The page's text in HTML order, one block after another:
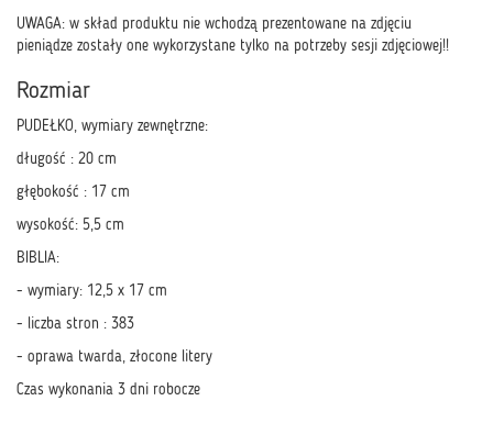
UWAGA: w skład produktu nie wchodzą prezentowane na zdjęciu
pieniądze zostały one wykorzystane tylko na potrzeby sesji zdjęciowej!!
Rozmiar
PUDEŁKO, wymiary zewnętrzne:
długość : 20 cm
głębokość : 17 cm
wysokość: 5,5 cm
BIBLIA:
- wymiary: 12,5 x 17 cm
- liczba stron : 383
- oprawa twarda, złocone litery
Czas wykonania 3 dni robocze